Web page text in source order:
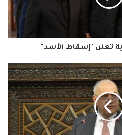
تعلن "إسقاط الأسد"